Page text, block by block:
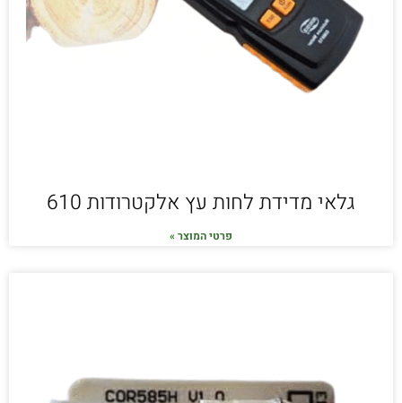
גלאי מדידת לחות עץ אלקטרודות 610
פרטי המוצר »